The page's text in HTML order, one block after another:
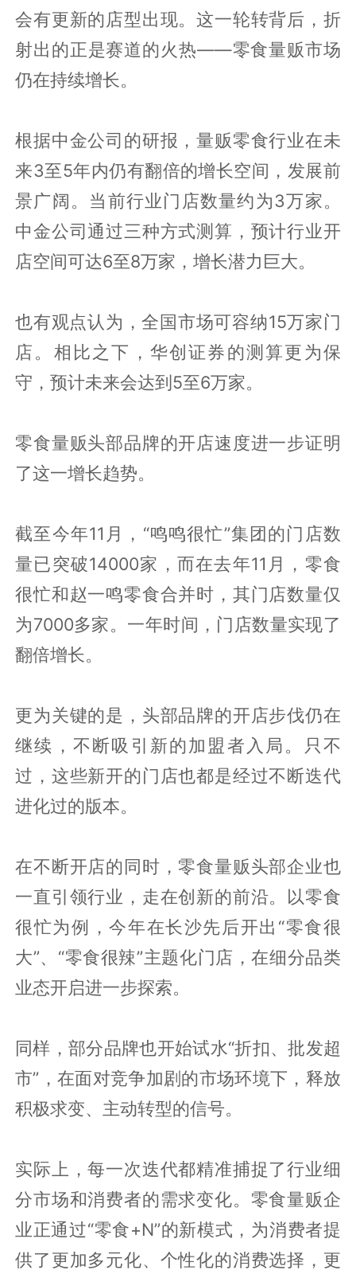
会有更新的店型出现。这一轮转背后，折
射出的正是赛道的火热——零食量贩市场
仍在持续增长。
根据中金公司的研报，量贩零食行业在未
来3至5年内仍有翻倍的增长空间，发展前
景广阔。当前行业门店数量约为3万家。
中金公司通过三种方式测算，预计行业开
店空间可达6至8万家，增长潜力巨大。
也有观点认为，全国市场可容纳15万家门
店。相比之下，华创证券的测算更为保
守，预计未来会达到5至6万家。
零食量贩头部品牌的开店速度进一步证明
了这一增长趋势。
截至今年11月，“鸣鸣很忙”集团的门店数
量已突破14000家，而在去年11月，零食
很忙和赵一鸣零食合并时，其门店数量仅
为7000多家。一年时间，门店数量实现了
翻倍增长。
更为关键的是，头部品牌的开店步伐仍在
继续，不断吸引新的加盟者入局。只不
过，这些新开的门店也都是经过不断迭代
进化过的版本。
在不断开店的同时，零食量贩头部企业也
一直引领行业，走在创新的前沿。以零食
很忙为例，今年在长沙先后开出“零食很
大”、“零食很辣”主题化门店，在细分品类
业态开启进一步探索。
同样，部分品牌也开始试水“折扣、批发超
市”，在面对竞争加剧的市场环境下，释放
积极求变、主动转型的信号。
实际上，每一次迭代都精准捕捉了行业细
分市场和消费者的需求变化。零食量贩企
业正通过“零食+N”的新模式，为消费者提
供了更加多元化、个性化的消费选择，更